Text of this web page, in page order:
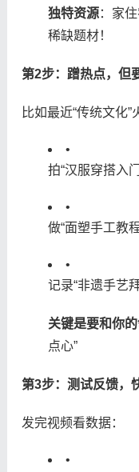
​独特资源​：家
稀缺题材！
第2步：蹭热点，但
比如最近“传统文化”
•
拍“汉服穿搭入
•
做“面塑手工教
•
记录“非遗手艺
关键是要和你
点心”
第3步：测试反馈，
发完视频看数据：
•